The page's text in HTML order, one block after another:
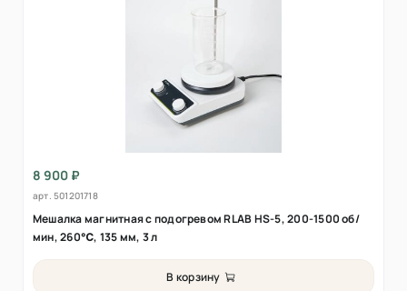
8 900 ₽
арт. 501201718
Мешалка магнитная с подогревом RLAB HS-5, 200-1500 об/
мин, 260℃, 135 мм, 3 л
В корзину